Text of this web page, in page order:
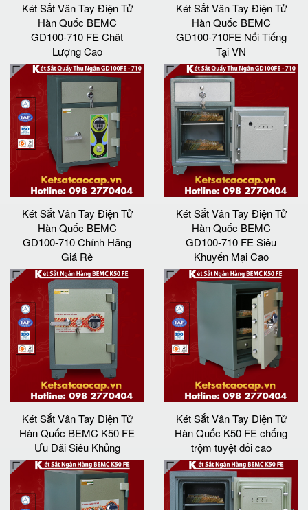
Két Sắt Vân Tay Điện Tử
Hàn Quốc BEMC
GD100-710 FE Chât
Lượng Cao
Két Sắt Vân Tay Điện Tử
Hàn Quốc BEMC
GD100-710FE Nổi Tiếng
Tại VN
Két Sắt Vân Tay Điện Tử
Hàn Quốc BEMC
GD100-710 Chính Hãng
Giá Rẻ
Két Sắt Vân Tay Điện Tử
Hàn Quốc BEMC
GD100-710 FE Siêu
Khuyến Mại Cao
Két Sắt Vân Tay Điện Tử
Hàn Quốc BEMC K50 FE
Ưu Đãi Siêu Khủng
Két Sắt Vân Tay Điện Tử
Hàn Quốc K50 FE chống
trộm tuyệt đối cao